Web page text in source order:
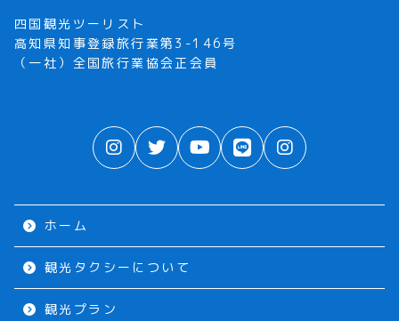
四国観光ツーリスト
高知県知事登録旅行業第3-146号
（一社）全国旅行業協会正会員
ホーム
観光タクシーについて
観光プラン